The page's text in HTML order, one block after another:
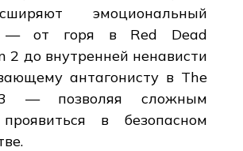
эмоциональный
— от горя в Red Dead
2 до внутренней ненависти
антагонисту в The
— позволяя сложным
в безопасном